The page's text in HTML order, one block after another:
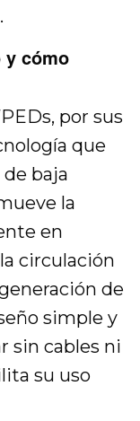
y cómo
por sus
que
de baja
la
en
circulación
de
simple y
sin cables ni
su uso